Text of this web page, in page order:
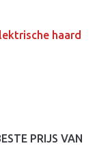
haard
PRIJS VAN